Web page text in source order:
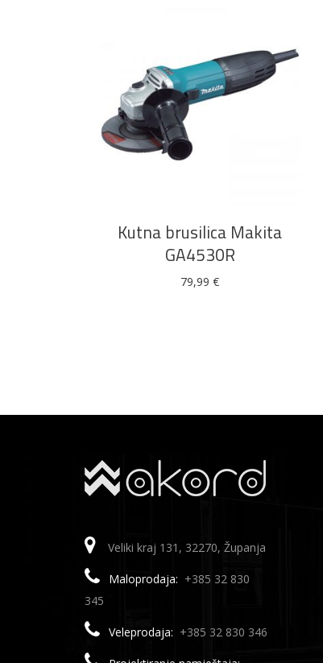
Kutna brusilica Makita
GA4530R
79,99€
Veliki kraj 131, 32270, Županja
Maloprodaja: +385 32 830
345
Veleprodaja: +385 32 830 346